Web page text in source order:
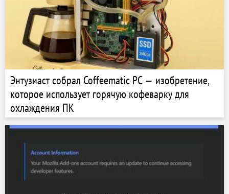
Энтузиаст собрал Coffeematic PC — изобретение,
которое использует горячую кофеварку для
охлаждения ПК